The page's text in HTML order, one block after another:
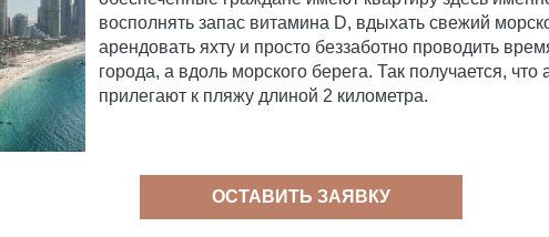
восполнять запас витамина D, вдыхать свежий
арендовать яхту и просто беззаботно проводить
города, а вдоль морского берега. Так получается,
прилегают к пляжу длиной 2 километра.
ОСТАВИТЬ ЗАЯВКУ